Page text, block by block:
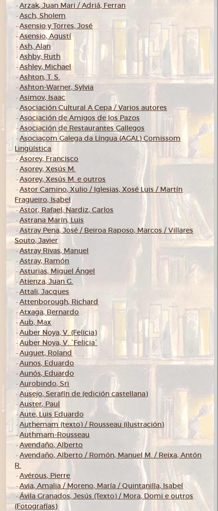
-Arzak, Juan Mari / Adriá, Ferran
-Asch, Sholem
-Asensio y Torres, José
-Asensio, Agustí
-Ash, Alan
-Ashby, Ruth
-Ashley, Michael
-Ashton, T. S.
-Ashton-Warner, Sylvia
-Asimov, Isaac
-Asociación Cultural A Cepa / Varios autores
-Asociación de Amigos de los Pazos
-Asociación de Restaurantes Gallegos
-Asociaçom Galega da Língua (AGAL) Comissom
Lingüística
-Asorey, Francisco
-Asorey, Xesús M.
-Asorey, Xesús M. e outros
-Astor Camino, Xulio / Iglesias, Xosé Luis / Martín
Fragueiro, Isabel
-Astor, Rafael; Nardiz, Carlos
-Astrana Marín, Luis
-Astray Pena, José / Beiroa Raposo, Marcos / Villares
Souto, Javier
-Astray Rivas, Manuel
-Astray, Ramón
-Asturias, Miguel Ángel
-Atienza, Juan G.
-Attali, Jacques
-Attenborough, Richard
-Atxaga, Bernardo
-Aub, Max
-Auber Noya, V. (Felicia)
-Auber Noya, V. `Felicia´
-Auguet, Roland
-Aunos, Eduardo
-Aunós, Eduardo
-Aurobindo, Sri
-Ausejo, Serafín de (edición castellana)
-Auster, Paul
-Aute, Luis Eduardo
-Authemam (texto) / Rousseau (ilustración)
-Authmam-Rousseau
-Avendaño, Alberto
-Avendaño, Alberto / Romón, Manuel M. / Reixa, Antón
R.
-Avérous, Pierre
-Avia, Amalia / Moreno, María / Quintanilla, Isabel
-Ávila Granados, Jesús (Texto) / Mora, Domi e outros
(Fotografías)